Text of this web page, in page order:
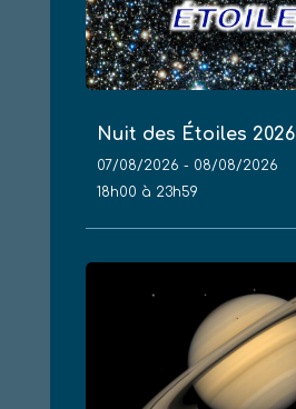
Nuit des Étoiles 2026
07/08/2026 - 08/08/2026
18h00 à 23h59